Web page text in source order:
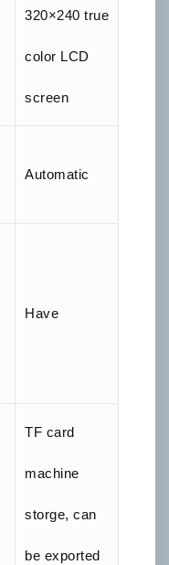
320×240 true
color LCD
screen
Automatic
Have
TF card
machine
storge, can
be exported